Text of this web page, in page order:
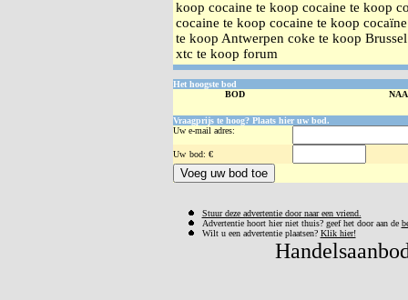
koop cocaine te koop cocaine te koop
cocaine te koop cocaine te koop
te koop Antwerpen coke te koop
xtc te koop forum
Het hoogste bod
BOD
Vraagprijs te hoog? Plaats hier uw bod.
Uw e-mail adres:
Uw bod: €
Stuur deze advertentie door naar een vriend.
Advertentie hoort hier niet thuis? geef het door aan de
Wilt u een advertentie plaatsen? Klik hier!